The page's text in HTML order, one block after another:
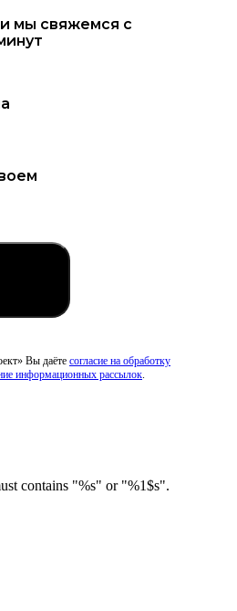
мы свяжемся с
Вы даёте согласие на обработку
информационных рассылок.
contains "%s" or "%1$s".